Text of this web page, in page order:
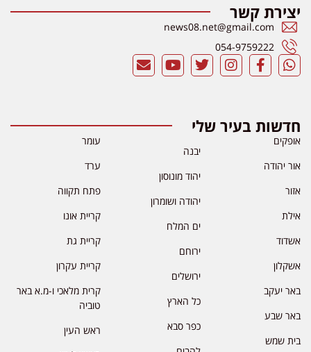
יצירת קשר
news08.net@gmail.com
054-9759222
חדשות בעיר שלי
אופקים
אור יהודה
אזור
אילת
אשדוד
אשקלון
באר יעקב
באר שבע
בית שמש
יבנה
יהוד מונוסון
יהודה ושומרון
ים המלח
ירוחם
ירושלים
כל הארץ
כפר סבא
עומר
ערד
פתח תקווה
קריית אונו
קריית גת
קריית עקרון
קרית מלאכי ו-מ.א באר
טוביה
ראש העין